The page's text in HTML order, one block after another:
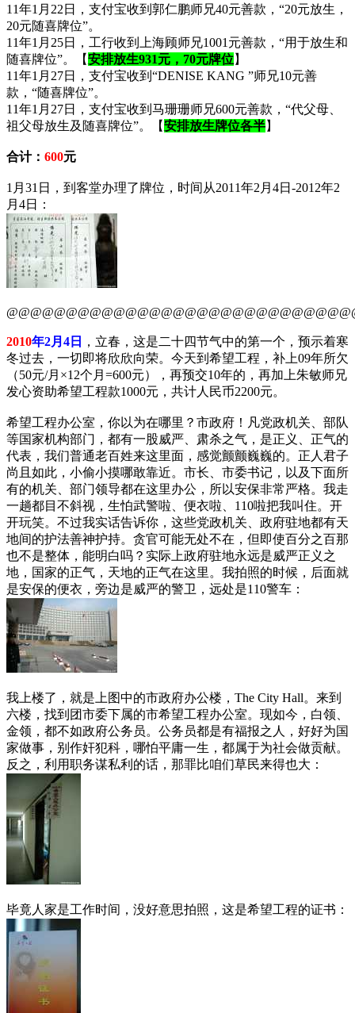
11年1月22日，支付宝收到郭仁鹏师兄40元善款，“20元放生，
20元随喜牌位”。
11年1月25日，工行收到上海顾师兄1001元善款，“用于放生和
随喜牌位”。【安排放生931元，70元牌位】
11年1月27日，支付宝收到“DENISE KANG ”师兄10元善
款，“随喜牌位”。
11年1月27日，支付宝收到马珊珊师兄600元善款，“代父母、
祖父母放生及随喜牌位”。【安排放生牌位各半】
合计： 600元
1月31日，到客堂办理了牌位，时间从2011年2月4日-2012年2
月4日：
2010年2月4日
，立春，这是二十四节气中的第一个，预示着寒
冬过去，一切即将欣欣向荣。今天到希望工程，补上09年所欠
（50元/月×12个月=600元），再预交10年的，再加上朱敏师兄
发心资助希望工程款1000元，共计人民币2200元。
希望工程办公室，你以为在哪里？市政府！凡党政机关、部队
等国家机构部门，都有一股威严、肃杀之气，是正义、正气的
代表，我们普通老百姓来这里面，感觉颤颤巍巍的。正人君子
尚且如此，小偷小摸哪敢靠近。市长、市委书记，以及下面所
有的机关、部门领导都在这里办公，所以安保非常严格。我走
一趟都目不斜视，生怕武警啦、便衣啦、110啦把我叫住。开
开玩笑。不过我实话告诉你，这些党政机关、政府驻地都有天
地间的护法善神护持。贪官可能无处不在，但即使百分之百那
也不是整体，能明白吗？实际上政府驻地永远是威严正义之
地，国家的正气，天地的正气在这里。我拍照的时候，后面就
是安保的便衣，旁边是威严的警卫，远处是110警车：
我上楼了，就是上图中的市政府办公楼，The City Hall。来到
六楼，找到团市委下属的市希望工程办公室。现如今，白领、
金领，都不如政府公务员。公务员都是有福报之人，好好为国
家做事，别作奸犯科，哪怕平庸一生，都属于为社会做贡献。
反之，利用职务谋私利的话，那罪比咱们草民来得也大：
毕竟人家是工作时间，没好意思拍照，这是希望工程的证书：